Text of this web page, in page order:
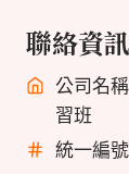
聯絡資訊
公司名
習班
統一編